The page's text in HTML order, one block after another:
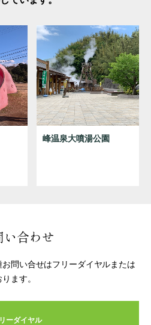
峰温泉大噴湯公園
い合わせ
問い合せはフリーダイヤルまたは
ます。
ーダイヤル